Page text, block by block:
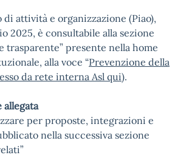
attività e organizzazione (Piao),
2025, è consultabile alla sezione
trasparente” presente nella home
alla voce “Prevenzione della
da rete interna Asl qui).
allegata
per proposte, integrazioni e
nella successiva sezione